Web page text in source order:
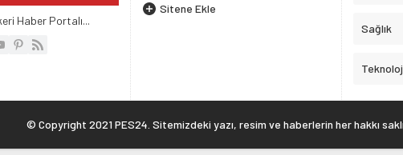
Haber Portalı...
Sitene Ekle
Sağlık
© Copyright 2021 PES24. Sitemizdeki yazı, resim ve haberlerin her hakkı